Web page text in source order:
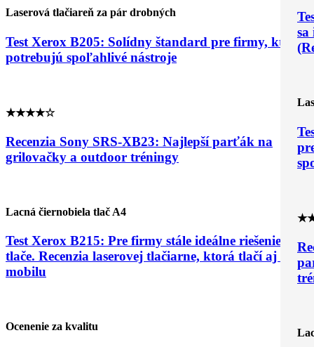
sa
Laserová tlačiareň za pár drobných
Test Xerox B205: Solídny štandard pre firmy, ktoré
potrebujú spoľahlivé nástroje
★★★★☆
Recenzia Sony SRS-XB23: Najlepší parťák na
grilovačky a outdoor tréningy
Lacná čiernobiela tlač A4
Test Xerox B215: Pre firmy stále ideálne riešenie
tlače. Recenzia laserovej tlačiarne, ktorá tlačí aj z
mobilu
Ocenenie za kvalitu